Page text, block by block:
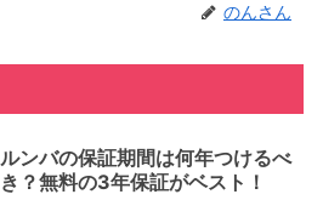
のんさん
ルンバの保証期間は何年つけるべ
き？無料の3年保証がベスト！